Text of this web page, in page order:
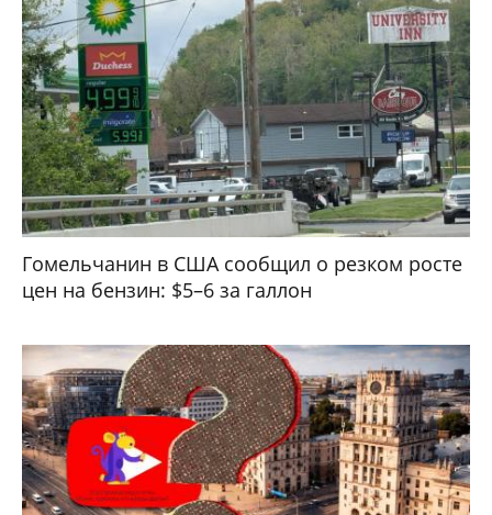
Гомельчанин в США сообщил о резком росте
цен на бензин: $5–6 за галлон